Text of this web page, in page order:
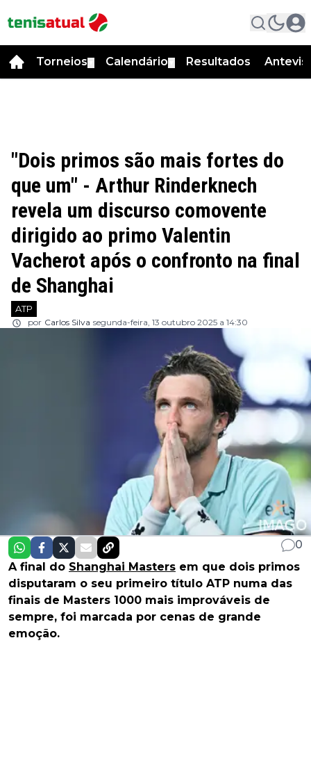
Torneios Calendário Resultados
"Dois primos são mais fortes do
que um" - Arthur Rinderknech
revela um discurso comovente
dirigido ao primo Valentin
Vacherot após o confronto na final
de Shanghai
ATP
por Carlos Silva segunda-feira, 13 outubro 2025 a 14:30
0
A final do Shanghai Masters em que dois primos
disputaram o seu primeiro título ATP numa das
finais de Masters 1000 mais improváveis de
sempre, foi marcada por cenas de grande
emoção.